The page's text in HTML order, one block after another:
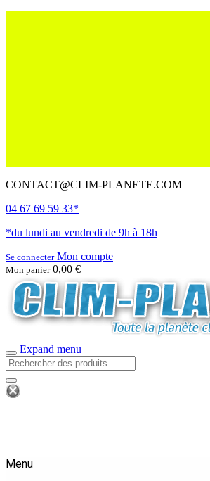
CONTACT@CLIM-PLANETE.COM
04 67 69 59 33*
*du lundi au vendredi de 9h à 18h
Se connecterMon compte
Mon panier 0,00 €
Expand menu
Menu